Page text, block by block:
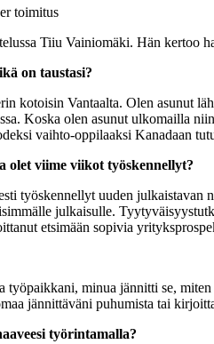
toimitus
Tiiu Vainiomäki. Hän kertoo
on taustasi?
kotoisin Vantaalta. Olen asunut
Koska olen asunut ulkomailla
vaihto-oppilaaksi Kanadaan
olet viime viikot työskennellyt?
työskennellyt uuden
julkaisulle.
etsimään sopivia
työpaikkani, minua jännitti se,
jännittäväni puhumista tai
työrintamalla?